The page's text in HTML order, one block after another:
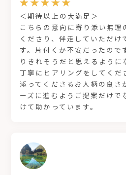
＜期待以上の大満足＞
こちらの意向に寄り添い無理
くださり、伴走していただけ
す。片付くか不安だったので
りきれそうだと思えるように
丁寧にヒアリングをしてくだ
添ってくださるお人柄の良さ
ーズに進むようご提案だけで
けて助かっています。